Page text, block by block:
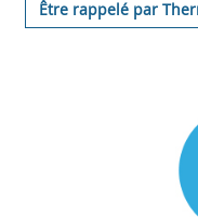
Être rappelé par